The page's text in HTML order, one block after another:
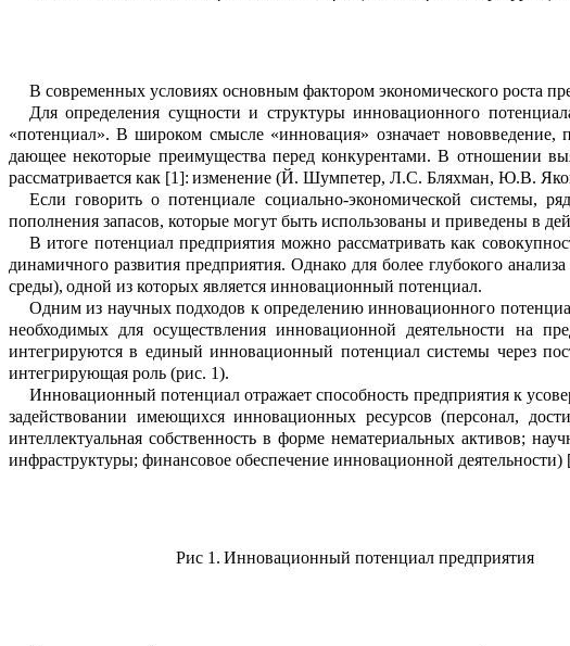
В современных условияхосновным фактором экономического роста
Дляопределения сущности и структурыинновационного
«потенциал». В широком смысле «инновация» означает нововведение,
дающее некоторые преимущества перед конкурентами.В отношении
рассматривается как [1]: изменение (Й. Шумпетер, Л.С. Бляхман, Ю.В.
Если говоритьо потенциале социально-экономической системы,
пополнения запасов, которые могут быть использованы и приведены в
В итоге потенциал предприятия можно рассматривать как
динамичного развития предприятия. Однако для более глубокого а
среды), одной из которых является инновационный потенциал.
Одним из научных подходов к определению инновационного
необходимых для осуществления инновационной деятельности на
интегрируются в единый инновационный потенциал системы через по
интегрирующая роль (рис. 1).
Инновационный потенциал отражает способность предприятия к
задействовании имеющихся инновационных ресурсов (персонал, дос
интеллектуальная собственность в форме нематериальных активов;
инфраструктуры; финансовое обеспечение инновационной деятельности)
Рис 1. Инновационный потенциал предприятия